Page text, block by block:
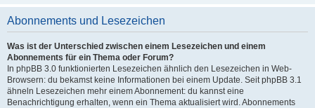
Abonnements und Lesezeichen
Was ist der Unterschied zwischen einem Lesezeichen und einem
Abonnements für ein Thema oder Forum?
In phpBB 3.0 funktionierten Lesezeichen ähnlich den Lesezeichen in Web-
Browsern: du bekamst keine Informationen bei einem Update. Seit phpBB 3.1
ähneln Lesezeichen mehr einem Abonnement: du kannst eine
Benachrichtigung erhalten, wenn ein Thema aktualisiert wird. Abonnements